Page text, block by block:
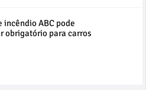
incêndio ABC pode
obrigatório para carros